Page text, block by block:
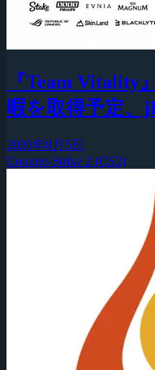
『Team Vitality
暇を取得予定、
2026年8月5日
Counter-Strike 2 (CS2)